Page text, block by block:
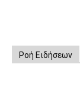
Ροή Ειδήσεων